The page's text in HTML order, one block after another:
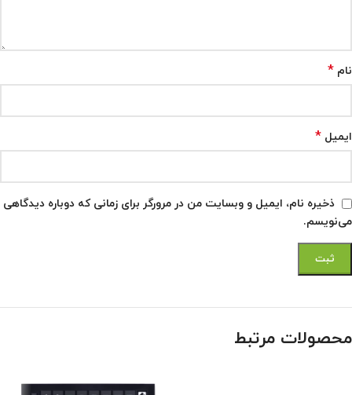
نام *
ایمیل *
ذخیره نام، ایمیل و وبسایت من در مرورگر برای زمانی که دوباره دیدگاهی
می‌نویسم.
محصولات مرتبط